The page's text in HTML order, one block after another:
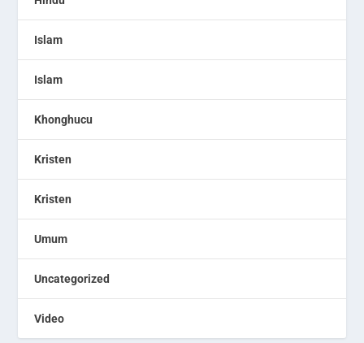
Islam
Islam
Khonghucu
Kristen
Kristen
Umum
Uncategorized
Video